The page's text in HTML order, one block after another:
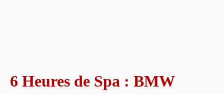
6 Heures de Spa : BMW